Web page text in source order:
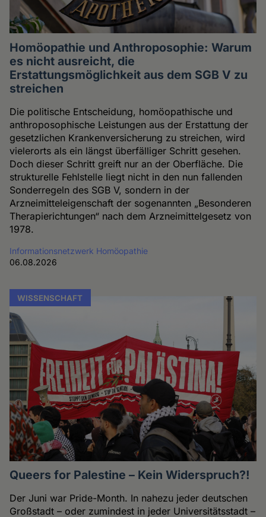
Homöopathie und Anthroposophie: Warum
es nicht ausreicht, die
Erstattungsmöglichkeit aus dem SGB V zu
streichen
Die politische Entscheidung, homöopathische und
anthroposophische Leistungen aus der Erstattung der
gesetzlichen Krankenversicherung zu streichen, wird
vielerorts als ein längst überfälliger Schritt gesehen.
Doch dieser Schritt greift nur an der Oberfläche. Die
strukturelle Fehlstelle liegt nicht in den nun fallenden
Sonderregeln des SGB V, sondern in der
Arzneimitteleigenschaft der sogenannten „Besonderen
Therapierichtungen“ nach dem Arzneimittelgesetz von
1978.
Informationsnetzwerk Homöopathie
06.08.2026
WISSENSCHAFT
Queers for Palestine – Kein Widerspruch?!
Der Juni war Pride-Month. In nahezu jeder deutschen
Großstadt – oder zumindest in jeder Universitätsstadt –